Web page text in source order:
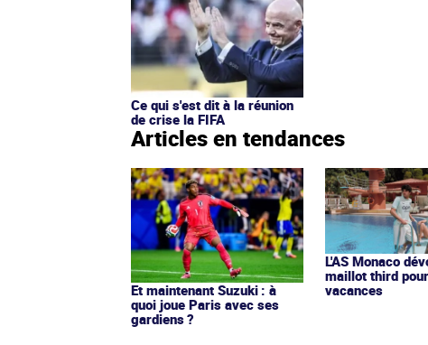
Ce qui s'est dit à la réunion
de crise la FIFA
Articles en tendances
Et maintenant Suzuki : à
quoi joue Paris avec ses
gardiens ?
L'AS Monaco
maillot third
vacances